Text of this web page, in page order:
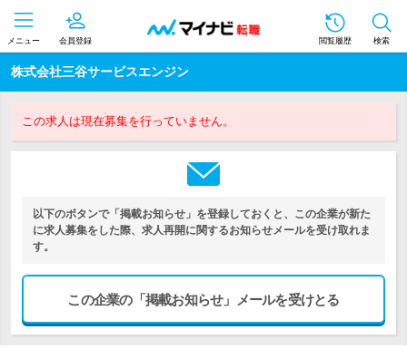
メニュー 会員登録 閲覧履歴 検索
株式会社三谷サービスエンジン
この求人は現在募集を行っていません。
以下のボタンで「掲載お知らせ」を登録しておくと、この企業が新た
に求人募集をした際、求人再開に関するお知らせメールを受け取れま
す。
この企業の「掲載お知らせ」メールを受けとる